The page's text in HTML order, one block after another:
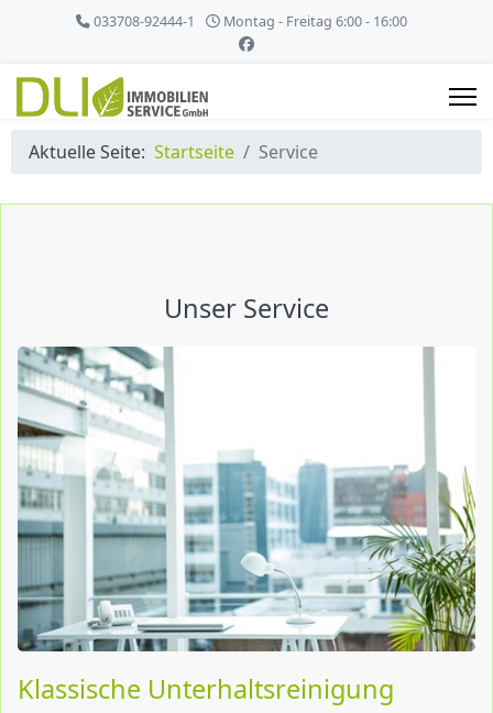
033708-92444-1 Montag - Freitag 6:00 - 16:00
Aktuelle Seite: Startseite Service
Unser Service
Klassische Unterhaltsreinigung